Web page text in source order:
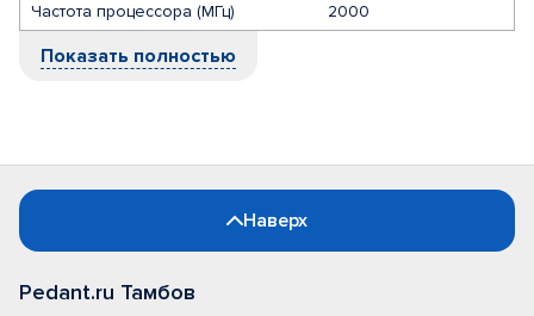
Частота процессора (МГц)
2000
Показать полностью
Наверх
Pedant.ru Тамбов